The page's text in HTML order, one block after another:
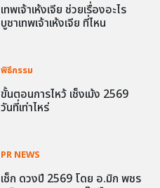
เทพเจ้าเห้งเจีย ช่วยเรื่องอะไร
บูชาเทพเจ้าเห้งเจีย ที่ไหน
พิธีกรรม
ขั้นตอนการไหว้ เช็งเม้ง 2569
วันที่เท่าไหร่
PR NEWS
เช็ก ดวงปี 2569 โดย อ.มิก พชร